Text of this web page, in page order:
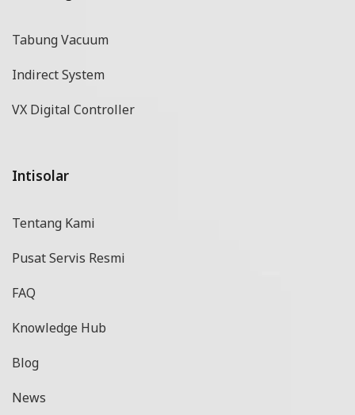
Tabung Vacuum
Indirect System
VX Digital Controller
Intisolar
Tentang Kami
Pusat Servis Resmi
FAQ
Knowledge Hub
Blog
News